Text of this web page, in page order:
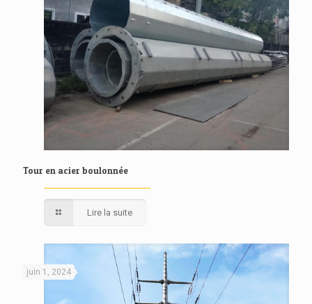
Tour en acier boulonnée
Lire la suite
juin 1, 2024